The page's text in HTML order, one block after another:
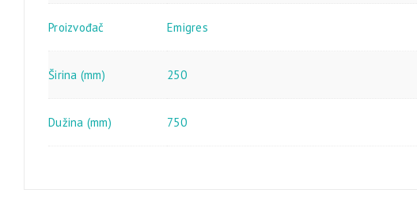
Proizvođač Emigres
Širina (mm) 250
Dužina (mm) 750